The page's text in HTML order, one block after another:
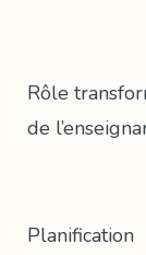
Rôle
de
Planification